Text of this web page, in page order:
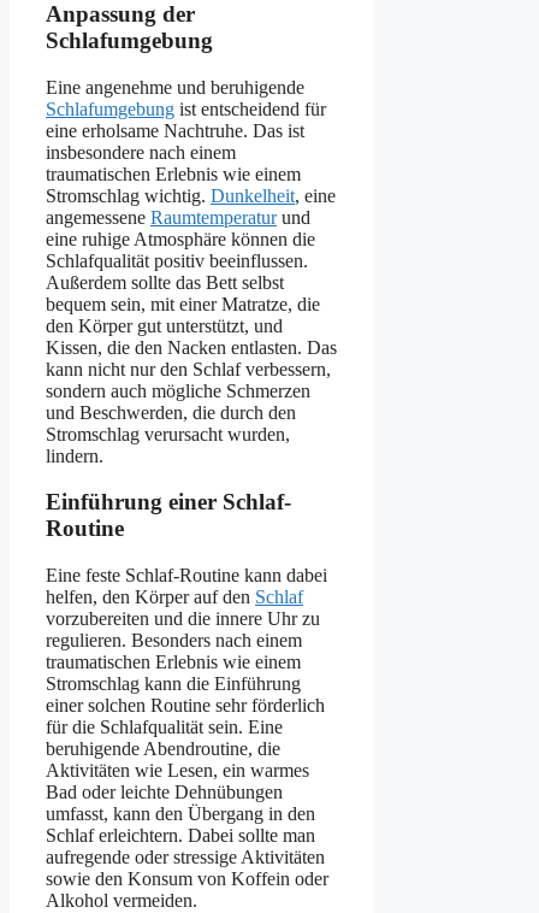
Anpassung der
Schlafumgebung
Eine angenehme und beruhigende
Schlafumgebung ist entscheidend für
eine erholsame Nachtruhe. Das ist
insbesondere nach einem
traumatischen Erlebnis wie einem
Stromschlag wichtig. Dunkelheit, eine
angemessene Raumtemperaturund
eine ruhige Atmosphäre können die
Schlafqualität positiv beeinflussen.
Außerdem sollte das Bett selbst
bequem sein, mit einer Matratze, die
den Körper gut unterstützt, und
Kissen, die den Nacken entlasten. Das
kann nicht nur den Schlaf verbessern,
sondern auch mögliche Schmerzen
und Beschwerden, die durch den
Stromschlag verursacht wurden,
lindern.
Einführung einer Schlaf-
Routine
Eine feste Schlaf-Routine kann dabei
helfen, den Körper auf den Schlaf
vorzubereiten und die innere Uhr zu
regulieren. Besonders nach einem
traumatischen Erlebnis wie einem
Stromschlag kann die Einführung
einer solchen Routine sehr förderlich
für die Schlafqualität sein. Eine
beruhigende Abendroutine, die
Aktivitäten wie Lesen, ein warmes
Bad oder leichte Dehnübungen
umfasst, kann den Übergang in den
Schlaf erleichtern. Dabei sollte man
aufregende oder stressige Aktivitäten
sowie den Konsum von Koffein oder
Alkohol vermeiden.